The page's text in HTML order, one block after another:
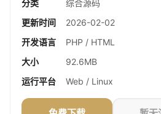
分类
综合源码
更新时间
2026-02-02
开发语言
PHP / HTML
大小
92.6MB
运行平台
Web / Linux